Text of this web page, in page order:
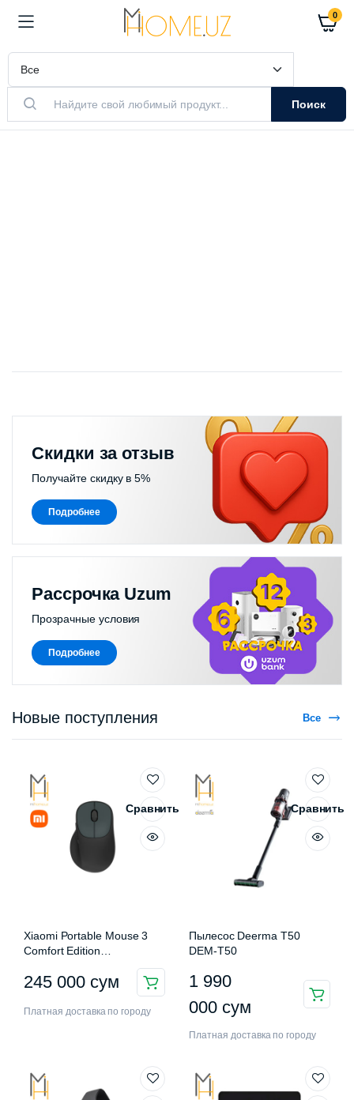
0
Поиск
Скидки за отзыв
Получайте скидку в 5%
Подробнее
Рассрочка Uzum
Прозрачные условия
Подробнее
Новые поступления Все
Сравнить
Xiaomi Portable Mouse 3
Comfort Edition
245 000 сум
Платная доставка по городу
Сравнить
Пылесос Deerma T50
DEM-T50
1 990
000 сум
Платная доставка по городу